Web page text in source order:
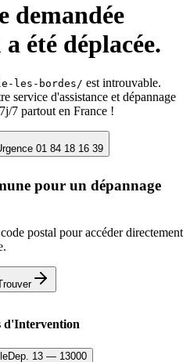
demandée
été déplacée.
les-bordes/ est introuvable.
service d'assistance et dépannage
7 partout en France !
01 84 18 16 39
pour un dépannage
postal pour accéder directement
d'Intervention
Dep. 13 — 13000